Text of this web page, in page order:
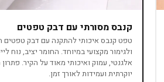
קנבס מסורתי עם דבק טפטים
טפט קנבס איכותי להתקנה עם דבק טפטים
ולגימור מקצועי במיוחד. החומר יציב, נוח
אלגנטי, עמוק ואיכותי מאוד על הקיר.
יוקרתית ועמידות לאורך זמן.